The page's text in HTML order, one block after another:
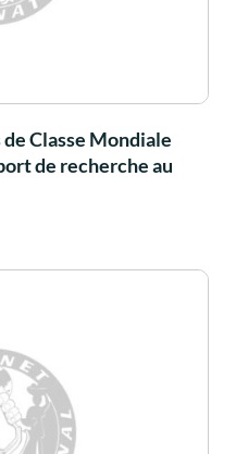
Classe Mondiale
de recherche au